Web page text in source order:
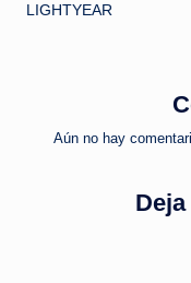
de
LIGHTYEAR
Aún no hay